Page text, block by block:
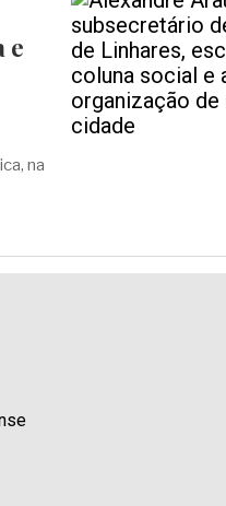
e
na